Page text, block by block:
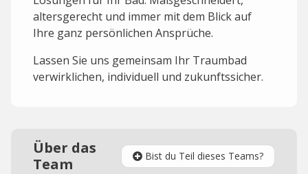
altersgerecht und immer mit dem Blick auf
Ihre ganz persönlichen Ansprüche.
Lassen Sie uns gemeinsam Ihr Traumbad
verwirklichen, individuell und zukunftssicher.
Über das
Team
Bist du Teil dieses Teams?